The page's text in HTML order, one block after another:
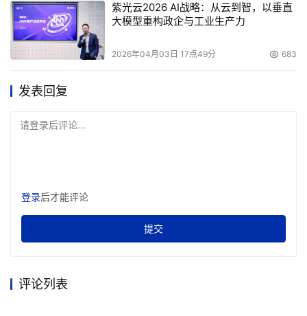
每一个BB是物理分开的，每个4路CPU板可以单独从系统中
隔离出来并将其下电。
再来看逻辑虚拟模式。IBM没有采用MBB的设计结
用Crossbar Switch技术做CPU之间的连接，它不允许不同
允许这样做，但要求Crossbar Switch工作在相同的带宽上
最小操作粒度是1颗CPU，而且在进行分区资源变更的时
候，移出CPU的分区需要重启操作系统。
逻辑虚拟模式的优点是配置灵活，操作相对简单而且
至无需重启应用。但相对硬件虚拟模式而言，逻辑虚拟模式
紫光云2026 AI战略：从云到智，以垂直
大模型重构政企与工业生产力
2026年04月03日 17点49分 683
发表回复
请登录后评论...
登录后才能评论
提交
评论列表